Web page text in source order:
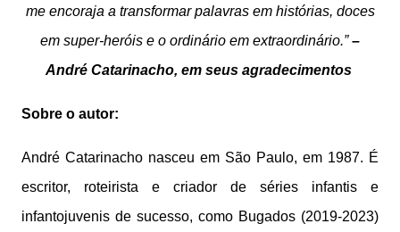
me encoraja a transformar palavras em histórias, doces
em super-heróis e o ordinário em extraordinário.”–
André Catarinacho, em seus agradecimentos
Sobre o autor:
André Catarinacho nasceu em São Paulo, em 1987. É
escritor, roteirista e criador de séries infantis e
infantojuvenis de sucesso, como Bugados (2019-2023)